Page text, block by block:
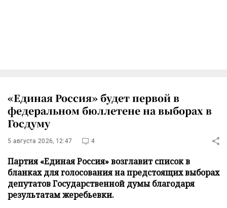
«Единая Россия» будет первой в
федеральном бюллетене на выборах в
Госдуму
5 августа 2026, 12:47 4
Партия «Единая Россия» возглавит список в
бланках для голосования на предстоящих выборах
депутатов Государственной думы благодаря
результатам жеребьевки.